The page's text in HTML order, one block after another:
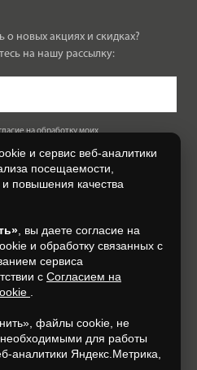
о новых акциях и скидках?
на нашу рассылку:
на обработку моих
данных.
300-007
и сервис веб-аналитики
посещаемости,
повышения качества
, вы даете согласие на
и обработку связанных с
сервиса
с Согласием на
файлы cookie, не
для работы
аналитики Яндекс.Метрика,